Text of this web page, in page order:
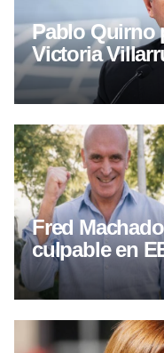
Pablo Quirno
Victoria
al costado”
Fred
culpable en
fraude